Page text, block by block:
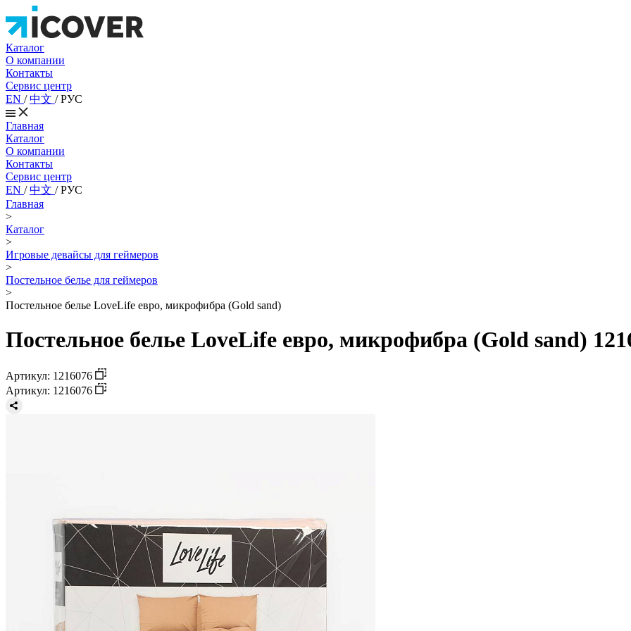
Каталог
О компании
Контакты
Сервис центр
EN /中文 /РУС
Главная
Каталог
О компании
Контакты
Сервис центр
EN /中文 /РУС
Главная
>
Каталог
>
Игровые девайсы для геймеров
>
Постельное белье для геймеров
>
Постельное белье LoveLife евро, микрофибра (Gold sand)
Постельное белье LoveLife евро, микрофибра (Gold sand)
Артикул: 1216076
Артикул: 1216076